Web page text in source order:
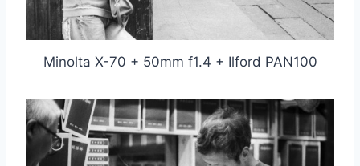
Minolta X-70 + 50mm f1.4 + Ilford PAN100